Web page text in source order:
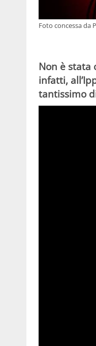
Foto concessa da
Non è stata
infatti,
tantissimo